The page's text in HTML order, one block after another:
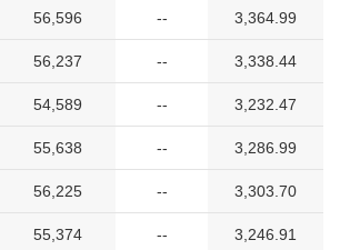
56,596 -- 3,364.99
56,237 -- 3,338.44
54,589 -- 3,232.47
55,638 -- 3,286.99
56,225 -- 3,303.70
55,374 -- 3,246.91